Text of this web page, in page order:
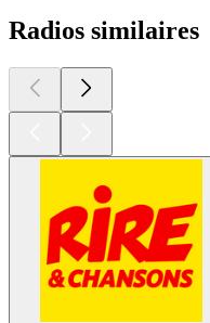
Radios similaires